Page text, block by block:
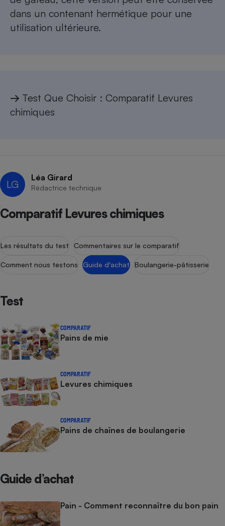
dans un contenant hermétique pour une
utilisation ultérieure.
→ Test Que Choisir : Comparatif Levures
chimiques
LG
Léa Girard
Rédactrice technique
Comparatif Levures chimiques
Les résultats du test Commentaires sur le comparatif
Comment nous testons Guide d'achat Boulangerie-pâtisserie
Test
COMPARATIF
Pains de mie
COMPARATIF
Levures chimiques
COMPARATIF
Pains de chaînes de boulangerie
Guide d’achat
Pain - Comment reconnaître du bon pain